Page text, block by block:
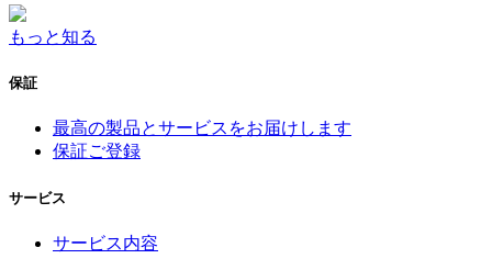
もっと知る
保証
最高の製品とサービスをお届けします
保証ご登録
サービス
サービス内容